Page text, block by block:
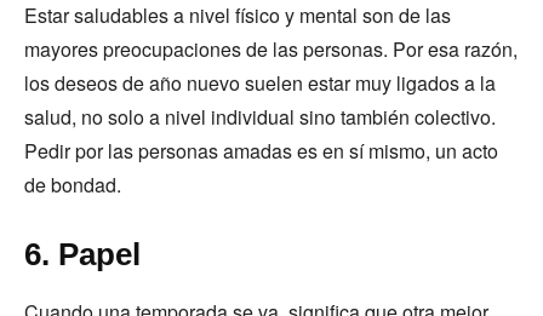
Estar saludables a nivel físico y mental son de las
mayores preocupaciones de las personas. Por esa razón,
los deseos de año nuevo suelen estar muy ligados a la
salud, no solo a nivel individual sino también colectivo.
Pedir por las personas amadas es en sí mismo, un acto
de bondad.
6. Papel